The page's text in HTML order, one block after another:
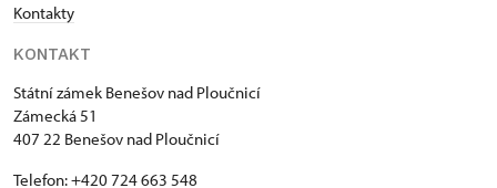
Kontakty
KONTAKT
Státní zámek Benešov nad Ploučnicí
Zámecká 51
407 22 Benešov nad Ploučnicí
Telefon: +420 724 663 548